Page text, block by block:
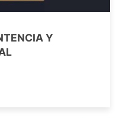
Y